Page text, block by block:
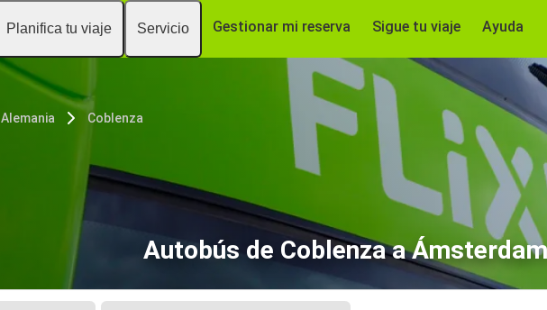
Planifica tu viaje Servicio Gestionar mi reserva Sigue tu viaje Ayuda
Alemania Coblenza
Autobús de Coblenza a Ámsterdam